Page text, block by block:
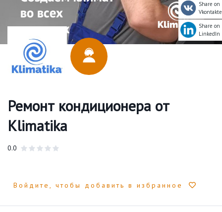
Ремонт кондиционера от
Klimatika
0.0
Войдите, чтобы добавить в избранное
Share on
Vkontakte
Share on
LinkedIn